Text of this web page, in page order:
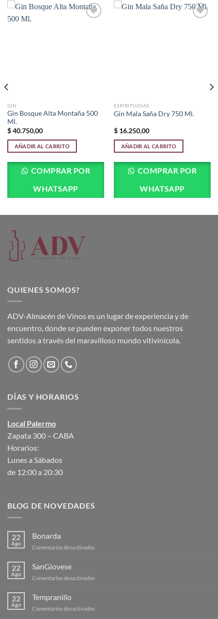
GIN
Gin Bosque Alta Montaña 500
Ml.
$40.750,00
AÑADIR AL CARRITO
COMPRAR POR
WHATSAPP
ESPIRITUOSAS
Gin Mala Saña Dry 750 Ml.
$16.250,00
AÑADIR AL CARRITO
COMPRAR POR
WHATSAPP
QUIENES SOMOS?
ADV-Almacén de Vinos es un lugar de experiencia y de
encuentro, donde se pueden exponer todos nuestros
sentidos a través del maravilloso mundo vitivinícola.
DÍAS Y HORARIOS
Local Palermo
Zapata 300 – CABA
Horarios:
Lunes a Sábados
de 12:00 a 20:30
BLOG DE NOVEDADES
22
Ago
Bonarda
Comentarios desactivados
22
Ago
SanGiovese
Comentarios desactivados
22
Ago
Tempranillo
Comentarios desactivados